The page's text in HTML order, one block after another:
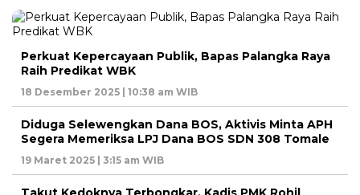
Perkuat Kepercayaan Publik, Bapas Palangka Raya
Raih Predikat WBK
18 Desember 2025 | 10:38 am WIB
Diduga Selewengkan Dana BOS, Aktivis Minta APH
Segera Memeriksa LPJ Dana BOS SDN 308 Tomale
19 Maret 2025 | 3:15 am WIB